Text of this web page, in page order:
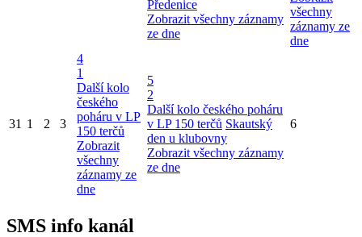
Předenice
Zobrazit všechny záznamy
ze dne
všechny
záznamy ze
dne
31 1 2 3
4
1
Další kolo
českého
poháru v LP
150 terčů
Zobrazit
všechny
záznamy ze
dne
5
2
Další kolo českého poháru
v LP 150 terčů Skautský
den u klubovny
Zobrazit všechny záznamy
ze dne
6
SMS info kanál